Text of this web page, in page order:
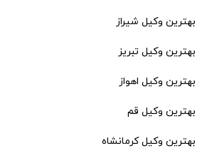
بهترین وکیل شیراز
بهترین وکیل تبریز
بهترین وکیل اهواز
بهترین وکیل قم
بهترین وکیل کرمانشاه